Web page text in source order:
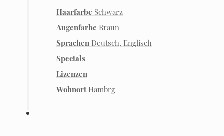
Haarfarbe Schwarz
Augenfarbe Braun
Sprachen Deutsch, Englisch
Specials
Lizenzen
Wohnort Hambrg